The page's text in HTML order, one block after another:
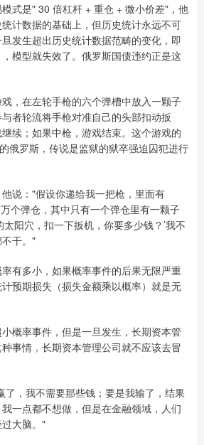
式是" 30 倍杠杆 + 重仓 + 微小价差"，他
计数据的基础上，但历史统计永远不可
发生超出历史统计数据范畴的变化，即
模型就失效了。俄罗斯国债违约正是这
，在左轮手枪的六个弹槽中放入一颗子
者轮流将手枪对准自己的头部扣动扳
续；如果中枪，游戏结束。这个游戏的
俄罗斯，传说是监狱的狱卒强迫囚犯进行
说："假设你递给我一把枪，里面有
个弹仓，其中只有一个弹仓里有一颗子
阳穴，扣一下扳机，你要多少钱？’我不
干。"
有多小，如果概率事件的后果无限严重
预期损失（损失金额乘以概率）就是无
概率事件，但是一旦发生，长期资本管
事情，长期资本管理公司就不应该去冒
了，我不需要那些钱；要是我输了，结果
一点都不想做，但是在金融领域，人们
大脑。"